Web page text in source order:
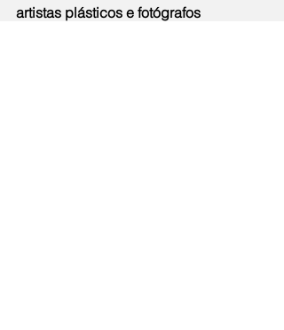
artistas plásticos e fotógrafos